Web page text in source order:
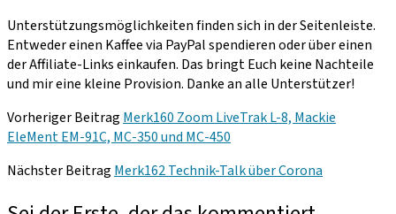
Unterstützungsmöglichkeiten finden sich in der Seitenleiste.
Entweder einen Kaffee via PayPal spendieren oder über einen
der Affiliate-Links einkaufen. Das bringt Euch keine Nachteile
und mir eine kleine Provision. Danke an alle Unterstützer!
Vorheriger Beitrag Merk160 Zoom LiveTrak L-8, Mackie
EleMent EM-91C, MC-350 und MC-450
Nächster Beitrag Merk162 Technik-Talk über Corona